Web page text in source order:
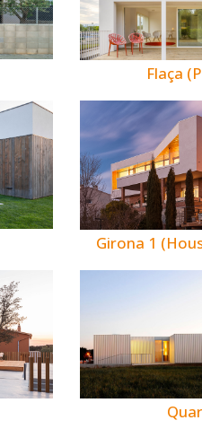
Flaça
Girona 1